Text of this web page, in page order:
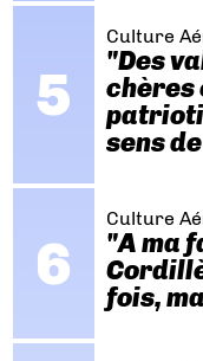
Culture
"Des
chères
sens
Culture
"A ma
fois,